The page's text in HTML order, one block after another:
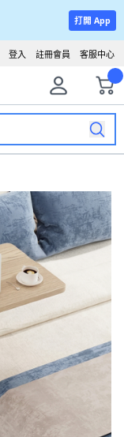
打開 App
客服中心
註冊會員
登入